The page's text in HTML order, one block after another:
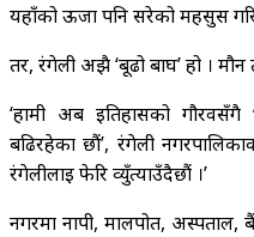
यहाँको ऊर्जा पनि सरेको महसुस
तर, रंगेली अझै ‘बूढो बाघ’ हो । मौन
‘हामी अब इतिहासको
बढिरहेका छौं’, रंगेली
रंगेलीलाई फेरि व्युँत्याउँदैछौं ।’
नगरमा नापी, मालपोत,